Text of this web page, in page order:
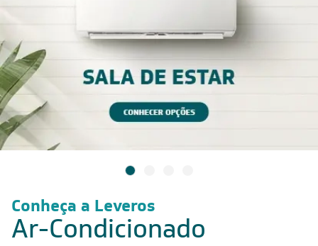
Conheça a Leveros
Ar-Condicionado